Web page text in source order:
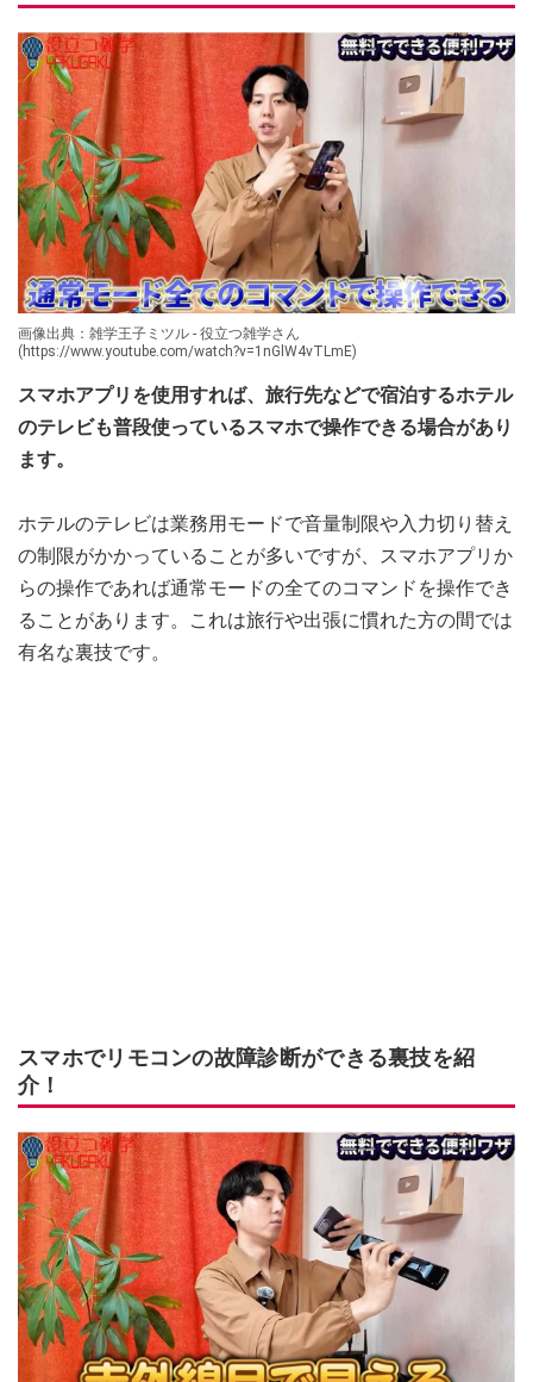
画像出典：雑学王子ミツル - 役立つ雑学さん
(https://www.youtube.com/watch?v=1nGlW4vTLmE)
スマホアプリを使用すれば、旅行先などで宿泊するホテル
のテレビも普段使っているスマホで操作できる場合があり
ます。
ホテルのテレビは業務用モードで音量制限や入力切り替え
の制限がかかっていることが多いですが、スマホアプリか
らの操作であれば通常モードの全てのコマンドを操作でき
ることがあります。これは旅行や出張に慣れた方の間では
有名な裏技です。
スマホでリモコンの故障診断ができる裏技を紹
介！